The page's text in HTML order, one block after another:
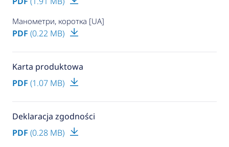
Манометри, коротка [UA]
PDF (0.22 MB)
Karta produktowa
PDF (1.07 MB)
Deklaracja zgodności
PDF (0.28 MB)